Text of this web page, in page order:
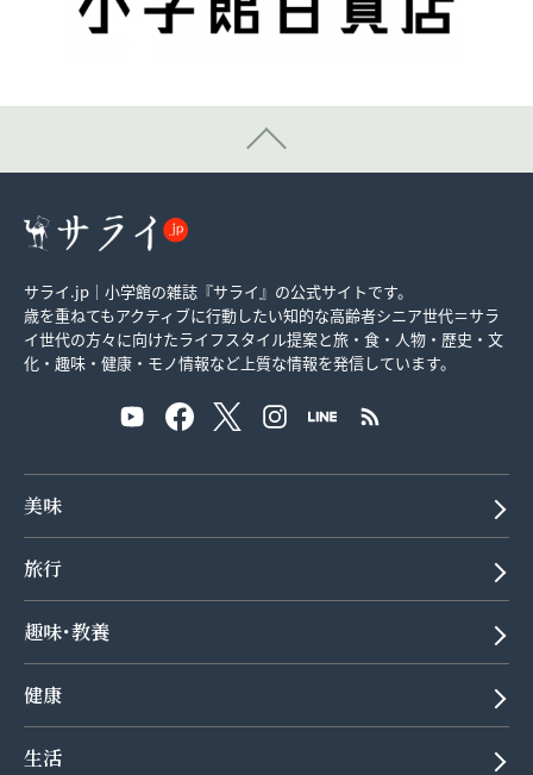
サライ.jp｜小学館の雑誌『サライ』の公式サイトです。
歳を重ねてもアクティブに行動したい知的な高齢者シニア世代＝サラ
イ世代の方々に向けたライフスタイル提案と旅・食・人物・歴史・文
化・趣味・健康・モノ情報など上質な情報を発信しています。
美味
旅行
趣味･教養
健康
生活